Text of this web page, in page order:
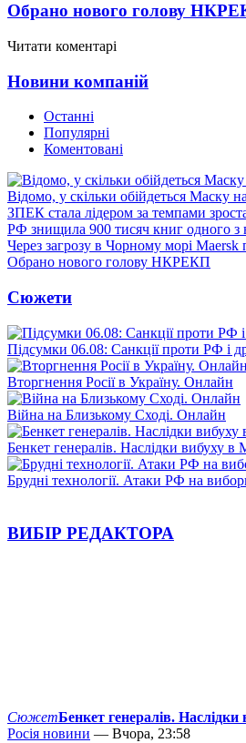
Обрано нового голову
Читати коментарі
Новини компаній
Останні
Популярні
Коментовані
Відомо, у скільки обійдеться Маску
ЗПЕК стала лідером за темпами
РФ знищила 900 тисяч книг одного з
Через загрозу в Чорному морі Maersk
Обрано нового голову НКРЕКП
Сюжети
Підсумки 06.08: Санкції проти РФ і
Вторгнення Росії в Україну. Онлайн
Війна на Близькому Сході. Онлайн
Бенкет генералів. Наслідки вибуху в
Брудні технології. Атаки РФ на
ВИБІР РЕДАКТОРА
СюжетБенкет генералів. Наслідки
Росія новини — Вчора, 23:58